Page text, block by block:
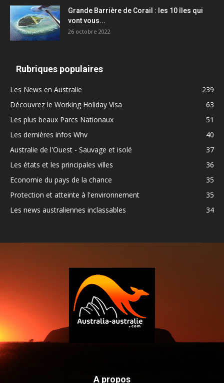
Grande Barrière de Corail : les 10 îles qui
vont vous...
26 octobre 2022
Rubriques populaires
Les News en Australie
239
Découvrez le Working Holiday Visa
63
Les plus beaux Parcs Nationaux
51
Les dernières infos Whv
40
Australie de l'Ouest - Sauvage et isolé
37
Les états et les principales villes
36
Economie du pays de la chance
35
Protection et atteinte à l'environnement
35
Les news australiennes inclassables
34
A propos